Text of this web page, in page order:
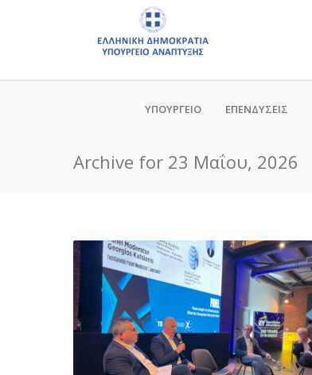
ΥΠΟΥΡΓΕΙΟ ΕΠΕΝΔΥΣΕΙΣ
Archive for 23 Μαΐου, 2026